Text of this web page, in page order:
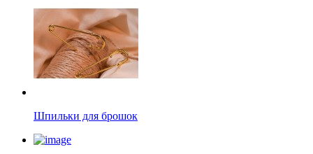
Шпильки для брошок